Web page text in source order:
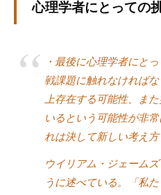
心理学者にとっての
・最後に心理学者にと
戦課題に触れなければ
上存在する可能性、ま
いるという可能性が非
れは決して新しい考え方
ウイリアム・ジェーム
うに述べている。「私